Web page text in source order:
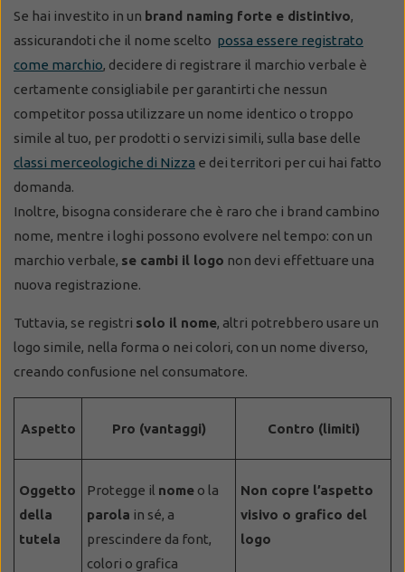
Se hai investito in un brand naming forte e distintivo,
assicurandoti che il nome scelto possa essere registrato
come marchio, decidere di registrare il marchio verbale è
certamente consigliabile per garantirti che nessun
competitor possa utilizzare un nome identico o troppo
simile al tuo, per prodotti o servizi simili, sulla base delle
classi merceologiche di Nizza e dei territori per cui hai fatto
domanda.
Inoltre, bisogna considerare che è raro che i brand cambino
nome, mentre i loghi possono evolvere nel tempo: con un
marchio verbale, se cambi il logo non devi effettuare una
nuova registrazione.
Tuttavia, se registri solo il nome, altri potrebbero usare un
logo simile, nella forma o nei colori, con un nome diverso,
creando confusione nel consumatore.
Aspetto Pro (vantaggi) Contro (limiti)
Oggetto
della
tutela
Protegge il nome o la
parola in sé, a
prescindere da font,
colori o grafica
Non copre l’aspetto
visivo o grafico del
logo